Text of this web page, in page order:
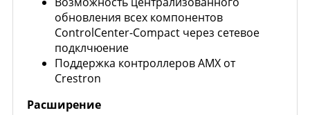
обновления всех компонентов
ControlCenter-Compact через сетевое
подклчюение
Поддержка контроллеров AMX от
Crestron
Расширение